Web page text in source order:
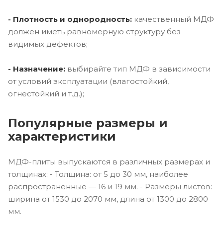
- Плотность и однородность: качественный МДФ
должен иметь равномерную структуру без
видимых дефектов;
- Назначение: выбирайте тип МДФ в зависимости
от условий эксплуатации (влагостойкий,
огнестойкий и т.д.);
Популярные размеры и
характеристики
МДФ-плиты выпускаются в различных размерах и
толщинах: - Толщина: от 5 до 30 мм, наиболее
распространенные — 16 и 19 мм. - Размеры листов:
ширина от 1530 до 2070 мм, длина от 1300 до 2800
мм.